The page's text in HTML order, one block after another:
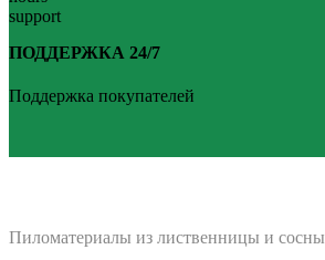
ПОДДЕРЖКА 24/7
Поддержка покупателей
Пиломатериалы из лиственницы и сосны